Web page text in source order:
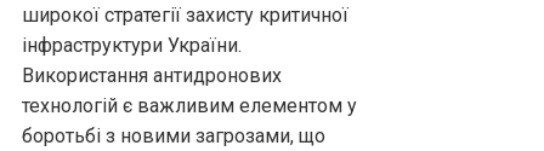
широкої стратегії захисту критичної
інфраструктури України.
Використання антидронових
технологій є важливим елементом у
боротьбі з новими загрозами, що